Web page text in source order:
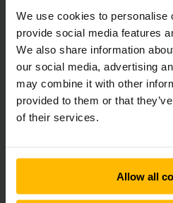
We use cookies to personalise
provide social media features
We also share information
our social media, advertising
may combine it with other
provided to them or that
of their services.
Allow all
hyra ut för alla ändamål. Vår
innefattar allt från eldrivna
och motviktstruckar. Du kan hyra
och så länge du vill med flexibla
Här kan du välja